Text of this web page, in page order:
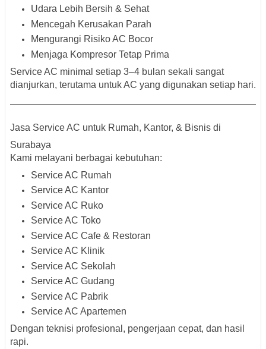
Udara Lebih Bersih & Sehat
Mencegah Kerusakan Parah
Mengurangi Risiko AC Bocor
Menjaga Kompresor Tetap Prima
Service AC minimal setiap 3–4 bulan sekali sangat
dianjurkan, terutama untuk AC yang digunakan setiap hari.
Jasa Service AC untuk Rumah, Kantor, & Bisnis di
Surabaya
Kami melayani berbagai kebutuhan:
Service AC Rumah
Service AC Kantor
Service AC Ruko
Service AC Toko
Service AC Cafe & Restoran
Service AC Klinik
Service AC Sekolah
Service AC Gudang
Service AC Pabrik
Service AC Apartemen
Dengan teknisi profesional, pengerjaan cepat, dan hasil
rapi.